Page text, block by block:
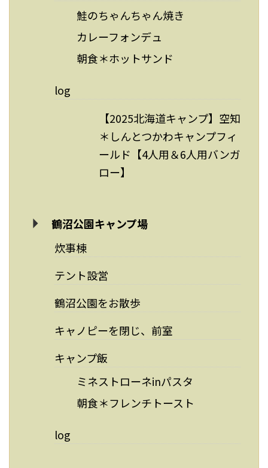
鮭のちゃんちゃん焼き
カレーフォンデュ
朝食＊ホットサンド
log
【2025北海道キャンプ】空知
＊しんとつかわキャンプフィ
ールド【4人用＆6人用バンガ
ロー】
鶴沼公園キャンプ場
炊事棟
テント設営
鶴沼公園をお散歩
キャノピーを閉じ、前室
キャンプ飯
ミネストローネinパスタ
朝食＊フレンチトースト
log